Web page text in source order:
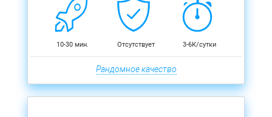
10-30 мин. Отсутствует 3-6К/сутки
Рандомное качество